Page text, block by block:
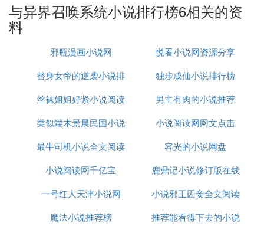
排名也在稳步提升。目前排在起点新书榜首，还没有
上架，可以先收藏。
精彩片段：每天锻炼二十分钟，身体健康一辈子。一
份青椒肉丝。一份青菜豆腐汤。这是冰箱里仅存的食
物，随后盛一碗饭，噗嗤一声，打开啤酒，咕噜噜的
心神畅快的很。虽然现在是末世，可在他看来，这样
的末世，还蛮悠闲自得。轰隆！街道上有剧烈轰鸣
在碗里，随后快速的朝着阳台跑去。
❷ 系统类小说系统类 完结小说排行榜星戒
体制型小说排名前五位如下:1。《史上第一爷爷》:穿
与异界召唤系统小说排行榜6相关的资
料
邪瓶漫画小说网
悦看小说网资源分享
替身女帝的逆袭小说排
行榜
独步成仙小说排行榜
丝袜姐姐好紧小说阅读
男主有肉的小说推荐
类似端木景晨民国小说
推荐
小说阅读网网文点击
最牛司机小说全文阅读
答案
容光的小说网盘
小说阅读网千亿宝
鹿鼎记小说修订版在线
阅读
一号红人天津小说网
小说邪王囚妾全文阅读
魔法小说推荐榜
推荐能看得下去的小说